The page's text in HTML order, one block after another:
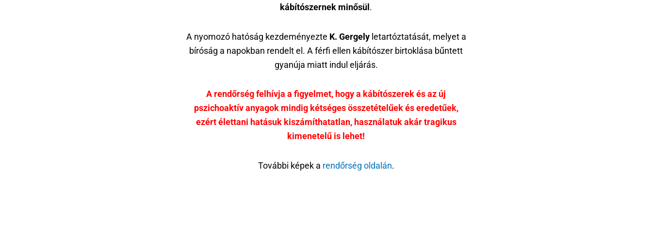
kábítószernek minősül .
A nyomozó hatóság kezdeményezte K. Gergelyletartóztatását, melyet a
bíróság a napokban rendelt el. A férfi ellen kábítószer birtoklása bűntett
gyanúja miatt indul eljárás.
A rendőrség felhívja a figyelmet, hogy a kábítószerek és az új
pszichoaktív anyagok mindig kétséges összetételűek és eredetűek,
ezért élettani hatásuk kiszámíthatatlan, használatuk akár tragikus
kimenetelű is lehet!
További képek a rendőrség oldalán.